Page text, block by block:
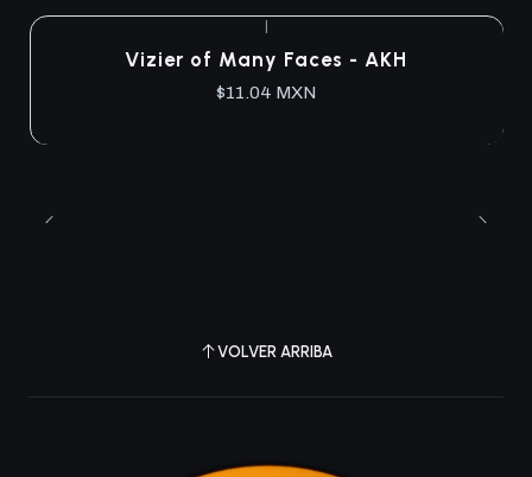
Vizier of Many Faces - AKH
$11.04 MXN
VOLVER ARRIBA